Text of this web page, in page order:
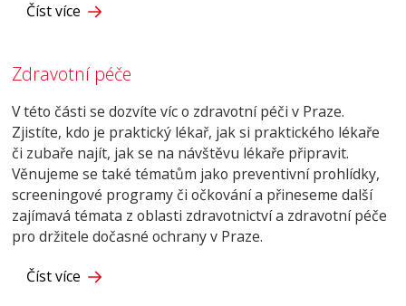
Číst více
Zdravotní péče
V této části se dozvíte víc o zdravotní péči v Praze.
Zjistíte, kdo je praktický lékař, jak si praktického lékaře
či zubaře najít, jak se na návštěvu lékaře připravit.
Věnujeme se také tématům jako preventivní prohlídky,
screeningové programy či očkování a přineseme další
zajímavá témata z oblasti zdravotnictví a zdravotní péče
pro držitele dočasné ochrany v Praze.
Číst více